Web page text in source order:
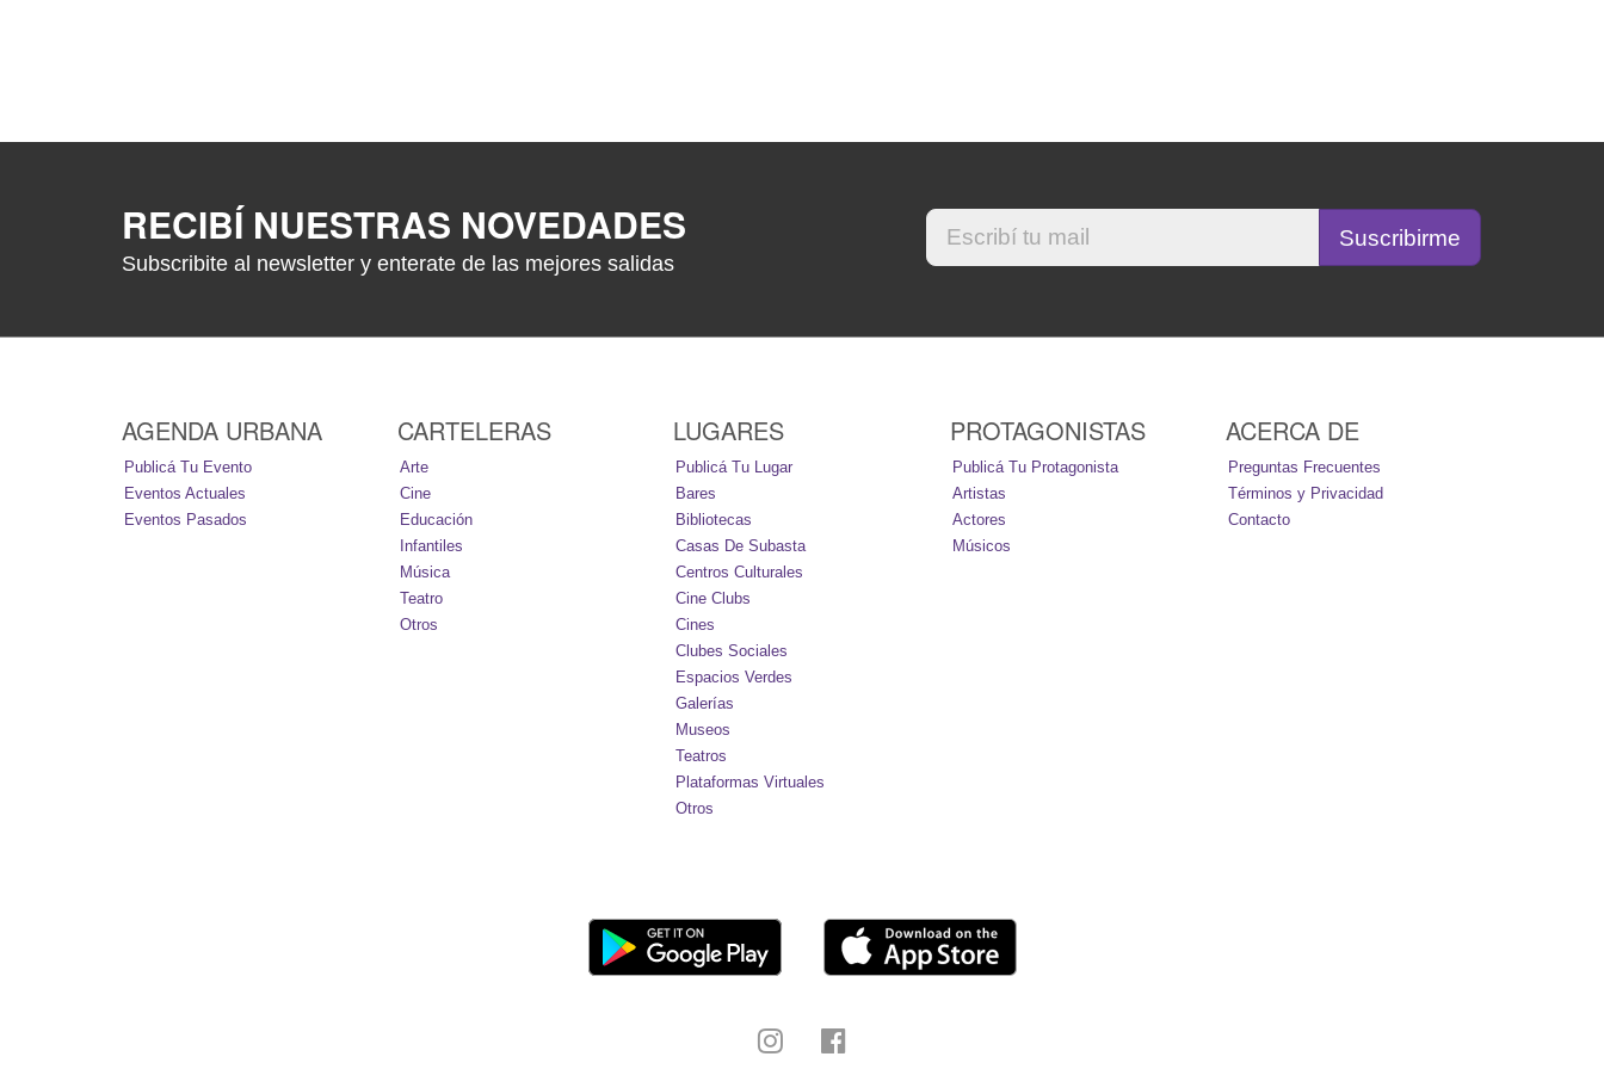
RECIBÍ NUESTRAS NOVEDADES
Subscribite al newsletter y enterate de las mejores salidas
AGENDA URBANA
Publicá Tu Evento
Eventos Actuales
Eventos Pasados
CARTELERAS
Arte
Cine
Educación
Infantiles
Música
Teatro
Otros
LUGARES
Publicá Tu Lugar
Bares
Bibliotecas
Casas De Subasta
Centros Culturales
Cine Clubs
Cines
Clubes Sociales
Espacios Verdes
Galerías
Museos
Teatros
Plataformas Virtuales
Otros
PROTAGONISTAS
Publicá Tu Protagonista
Artistas
Actores
Músicos
ACERCA DE
Preguntas Frecuentes
Términos y Privacidad
Contacto